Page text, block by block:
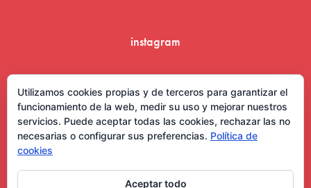
instagram
Utilizamos cookies propias y de terceros para garantizar el
funcionamiento de la web, medir su uso y mejorar nuestros
servicios. Puede aceptar todas las cookies, rechazar las no
necesarias o configurar sus preferencias. Política de
cookies
Aceptar todo